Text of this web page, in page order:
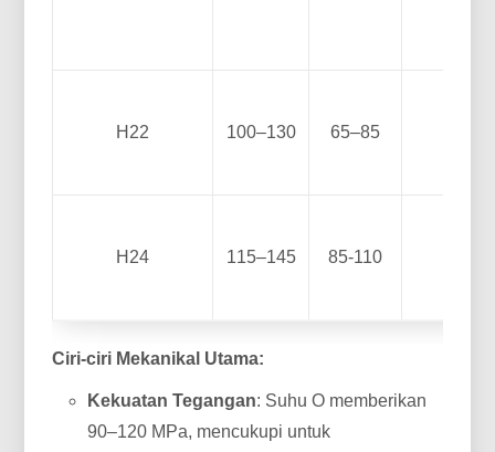
H22 100–130 65–85
H24 115–145 85-110
Ciri-ciri Mekanikal Utama:
Kekuatan Tegangan: Suhu O memberikan
90–120 MPa, mencukupi untuk